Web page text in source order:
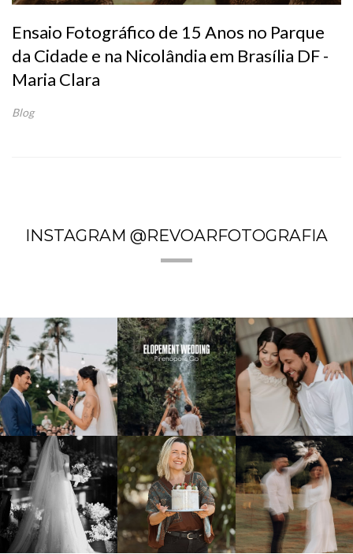
Ensaio Fotográfico de 15 Anos no Parque
da Cidade e na Nicolândia em Brasília DF -
Maria Clara
Blog
INSTAGRAM @REVOARFOTOGRAFIA